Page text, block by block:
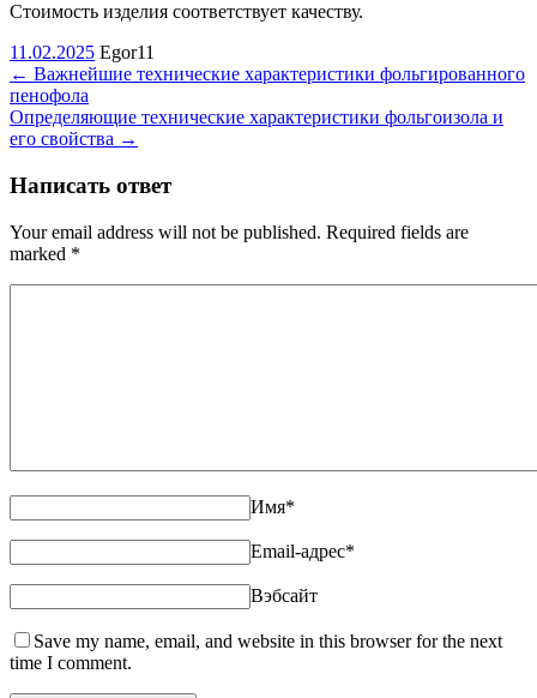
Стоимость изделия соответствует качеству.
11.02.2025 Egor11
← Важнейшие технические характеристики фольгированного
пенофола
Определяющие технические характеристики фольгоизола и
его свойства →
Написать ответ
Your email address will not be published. Required fields are
marked *
Имя*
Email-адрес*
Вэбсайт
Save my name, email, and website in this browser for the next
time I comment.